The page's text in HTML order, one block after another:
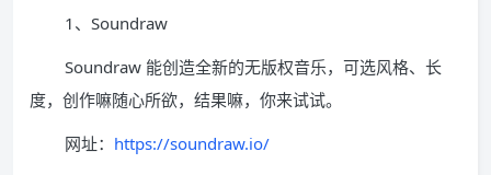
1、Soundraw
Soundraw 能创造全新的无版权音乐，可选风格、长
度，创作嘛随心所欲，结果嘛，你来试试。
网址： https://soundraw.io/